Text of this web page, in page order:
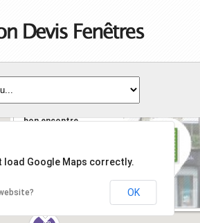
bon encontre
load Google Maps correctly.
OK